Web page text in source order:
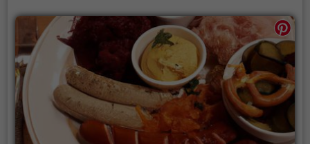
Küche überzeugt mit europäischen Einflüssen und
gesunden Gerichten. Dazu bietet die Bar eine Vielfalt
an köstlichen Cocktails. Wer das Besondere sucht,
ist im Goldener Hahn genau richtig.